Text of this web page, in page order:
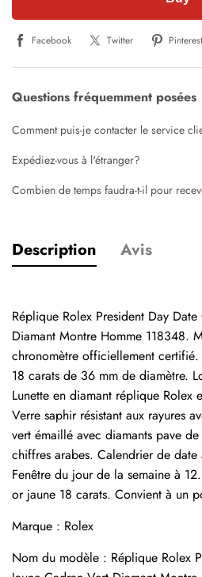
Facebook Twitter Pinterest
Questions fréquemment posées
Comment puis-je contacter le service
Expédiez-vous à l'étranger?
Combien de temps faudra-t-il pour
Description Avis
Réplique Rolex President Day
Diamant Montre Homme 118348.
chronomètre officiellement
18 carats de 36 mm de diamètre.
Lunette en diamant réplique Rolex
Verre saphir résistant aux rayures
vert émaillé avec diamants pave
chiffres arabes. Calendrier de
Fenêtre du jour de la semaine à
or jaune 18 carats. Convient à un
Marque : Rolex
Nom du modèle : Réplique Rolex